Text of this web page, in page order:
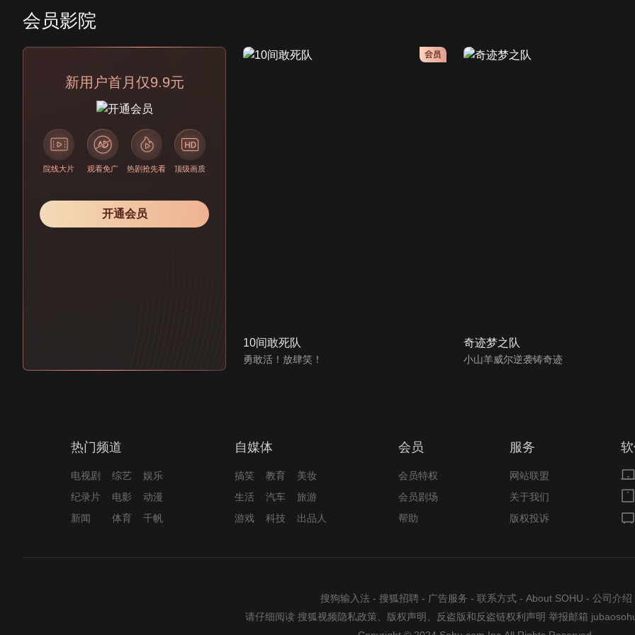
会员影院
新用户首月仅9.9元
院线大片 观看免广 热剧抢先看 顶级画质
开通会员
会员
10间敢死队
勇敢活！放肆笑！
奇迹梦之队
小山羊威尔逆袭铸奇迹
热门频道
电视剧 综艺
娱乐
纪录片
电影
动漫
新闻
体育 千帆
自媒体
搞笑 教育
美妆
生活
汽车
旅游
游戏
科技 出品人
会员
会员特权
会员剧场
帮助
服务
网站联盟
关于我们
版权投诉
搜狗输入法 - 搜狐招聘 - 广告服务 - 联系方式 - About SOHU - 公司介绍
请仔细阅读 搜狐视频隐私政策 版权声明 反盗版和反盗链权利声明 举报邮箱